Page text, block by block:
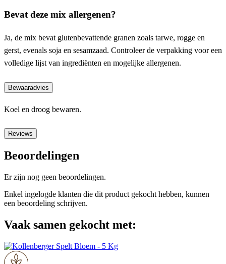
Bevat deze mix allergenen?
Ja, de mix bevat glutenbevattende granen zoals tarwe, rogge en
gerst, evenals soja en sesamzaad. Controleer de verpakking voor een
volledige lijst van ingrediënten en mogelijke allergenen.
Bewaaradvies
Koel en droog bewaren.
Reviews
Beoordelingen
Er zijn nog geen beoordelingen.
Enkel ingelogde klanten die dit product gekocht hebben, kunnen
een beoordeling schrijven.
Vaak samen gekocht met: